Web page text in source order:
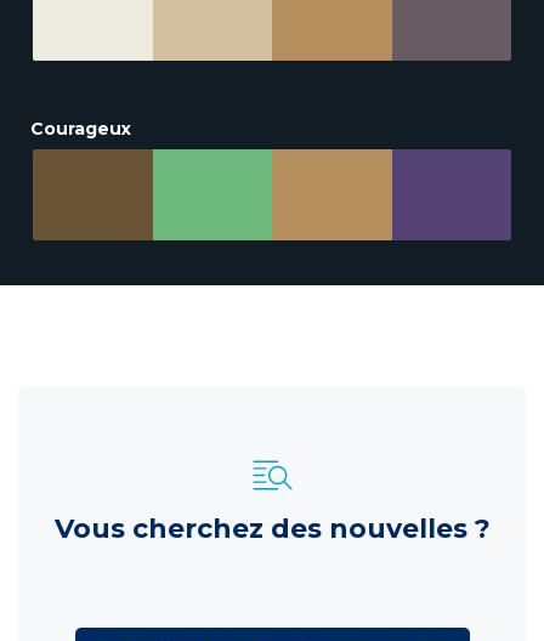
Courageux
Vous cherchez des nouvelles ?